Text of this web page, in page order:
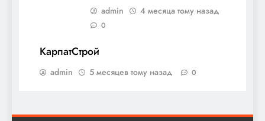
admin 4 месяца тому назад
0
КарпатСтрой
admin 5 месяцев тому назад 0